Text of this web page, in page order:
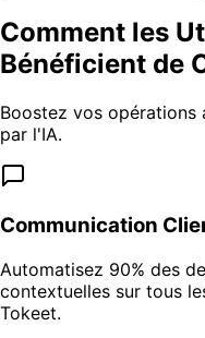
Comment les
Bénéficient de
Boostez vos opérations
par l'IA.
Communication
Automatisez 90% des
contextuelles sur tous
Tokeet.